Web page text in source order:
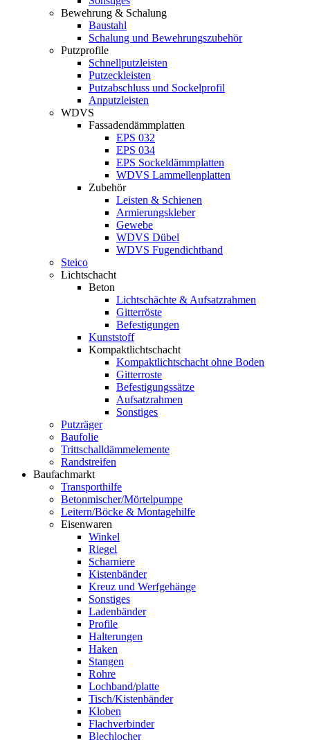
Bewehrung & Schalung
Baustahl
Schalung und Bewehrungszubehör
Putzprofile
Schnellputzleisten
Putzeckleisten
Putzabschluss und Sockelprofil
Anputzleisten
WDVS
Fassadendämmplatten
EPS 032
EPS 034
EPS Sockeldämmplatten
WDVS Lammellenplatten
Zubehör
Leisten & Schienen
Armierungskleber
Gewebe
WDVS Dübel
WDVS Fugendichtband
Steico
Lichtschacht
Beton
Lichtschächte & Aufsatzrahmen
Gitterröste
Befestigungen
Kunststoff
Kompaktlichtschacht
Kompaktlichtschacht ohne Boden
Gitterroste
Befestigungssätze
Aufsatzrahmen
Sonstiges
Putzräger
Baufolie
Trittschalldämmelemente
Randstreifen
Baufachmarkt
Transporthilfe
Betonmischer/Mörtelpumpe
Leitern/Böcke & Montagehilfe
Eisenwaren
Winkel
Riegel
Scharniere
Kistenbänder
Kreuz und Werfgehänge
Sonstiges
Ladenbänder
Profile
Halterungen
Haken
Stangen
Rohre
Lochband/platte
Tisch/Kistenbänder
Kloben
Flachverbinder
Blechlocher